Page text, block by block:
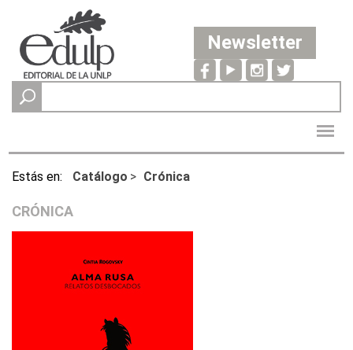
Newsletter
Estás en: Catálogo > Crónica
CRÓNICA